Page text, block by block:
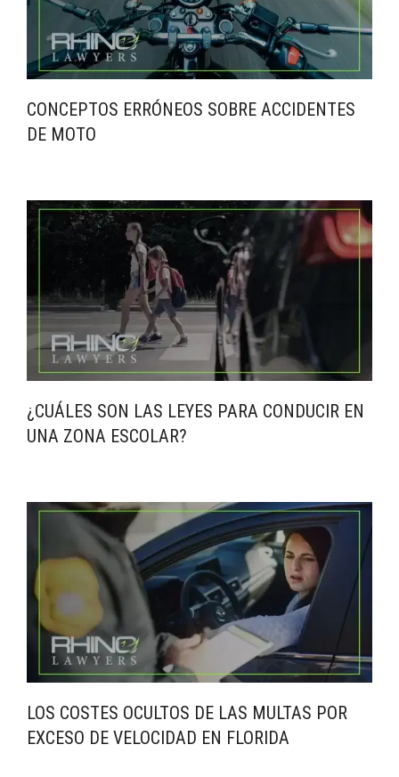
CONCEPTOS ERRÓNEOS SOBRE ACCIDENTES
DE MOTO
¿CUÁLES SON LAS LEYES PARA CONDUCIR EN
UNA ZONA ESCOLAR?
LOS COSTES OCULTOS DE LAS MULTAS POR
EXCESO DE VELOCIDAD EN FLORIDA